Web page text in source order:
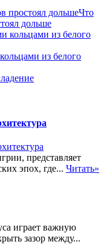
Что
дольше
из белого
представляет
эпох, где... Читать»
играет важную
зазор между...